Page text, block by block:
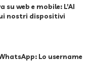
su web e mobile: L’AI
nostri dispositivi
Lo username